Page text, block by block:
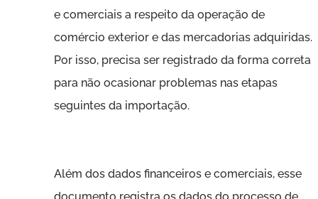
e comerciais a respeito da operação de
comércio exterior e das mercadorias adquiridas.
Por isso, precisa ser registrado da forma correta
para não ocasionar problemas nas etapas
seguintes da importação.
Além dos dados financeiros e comerciais, esse